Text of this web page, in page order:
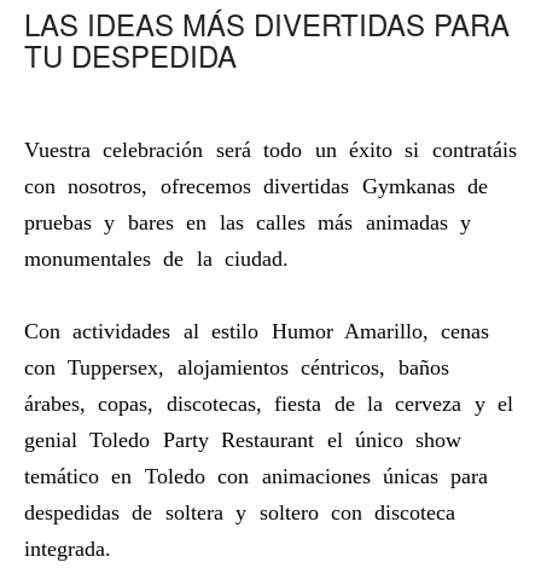
LAS IDEAS MÁS DIVERTIDAS PARA
TU DESPEDIDA
Vuestra celebración será todo un éxito si contratáis
con nosotros, ofrecemos divertidas Gymkanas de
pruebas y bares en las calles más animadas y
monumentales de la ciudad.
Con actividades al estilo Humor Amarillo, cenas
con Tuppersex, alojamientos céntricos, baños
árabes, copas, discotecas, fiesta de la cerveza y el
genial Toledo Party Restaurant el único show
temático en Toledo con animaciones únicas para
despedidas de soltera y soltero con discoteca
integrada.